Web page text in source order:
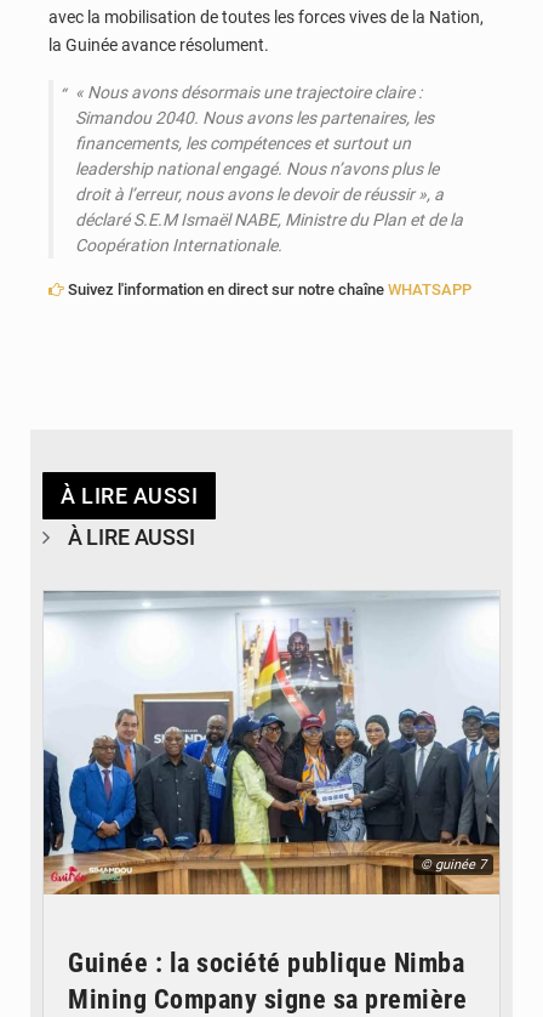
avec la mobilisation de toutes les forces vives de la Nation,
la Guinée avance résolument.
« Nous avons désormais une trajectoire claire :
Simandou 2040. Nous avons les partenaires, les
financements, les compétences et surtout un
leadership national engagé. Nous n’avons plus le
droit à l’erreur, nous avons le devoir de réussir », a
déclaré S.E.M Ismaël NABE, Ministre du Plan et de la
Coopération Internationale.
Suivez l'information en direct sur notre chaîne WHATSAPP
À LIRE AUSSI
À LIRE AUSSI
© guinée 7
Guinée : la société publique Nimba
Mining Company signe sa première